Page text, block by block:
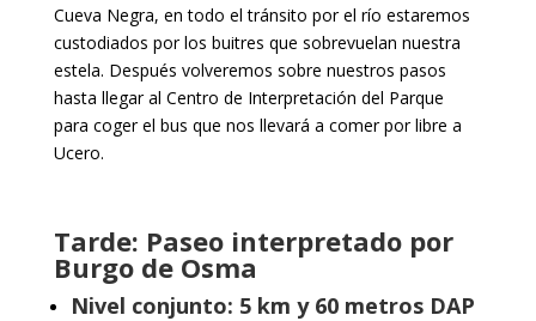
Cueva Negra, en todo el tránsito por el río estaremos
custodiados por los buitres que sobrevuelan nuestra
estela. Después volveremos sobre nuestros pasos
hasta llegar al Centro de Interpretación del Parque
para coger el bus que nos llevará a comer por libre a
Ucero.
Tarde: Paseo interpretado por
Burgo de Osma
Nivel conjunto: 5 km y 60 metros DAP